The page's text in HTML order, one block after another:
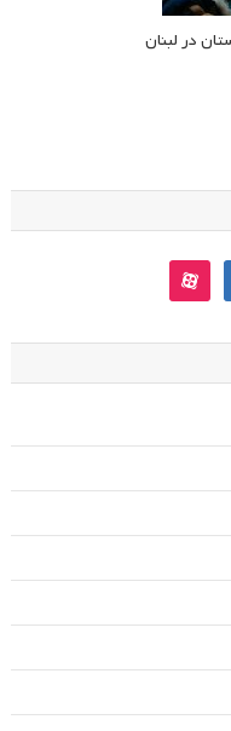
در لبنان
aparat